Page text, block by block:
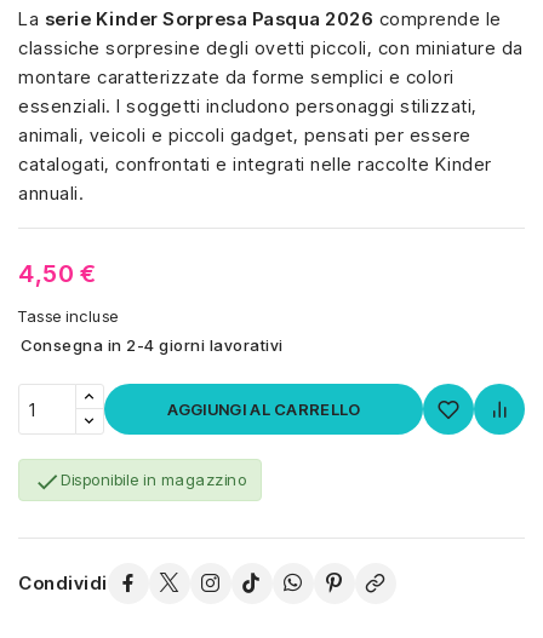
La serie Kinder Sorpresa Pasqua 2026 comprende le
classiche sorpresine degli ovetti piccoli, con miniature da
montare caratterizzate da forme semplici e colori
essenziali. I soggetti includono personaggi stilizzati,
animali, veicoli e piccoli gadget, pensati per essere
catalogati, confrontati e integrati nelle raccolte Kinder
annuali.
4,50 €
Tasse incluse
Consegna in 2-4 giorni lavorativi
AGGIUNGI AL CARRELLO
Disponibile in magazzino
Condividi